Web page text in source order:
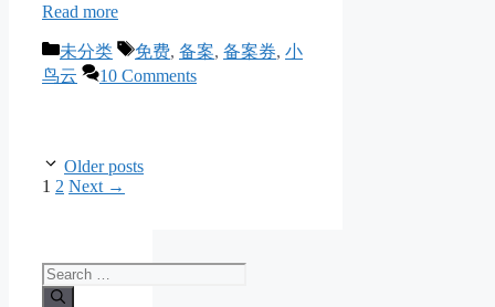
Read more
Categories
未分类 Tags
免费, 备案, 备案券, 小
鸟云
10 Comments
Older posts
Page
1 Page
2 Next →
Search
for: